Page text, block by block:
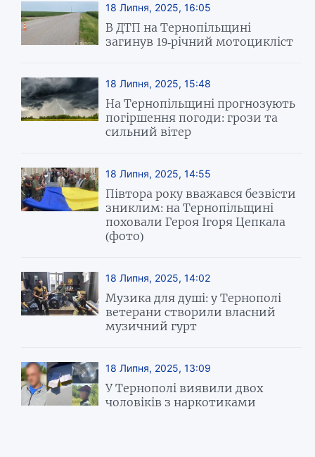
18 Липня, 2025, 16:05
В ДТП на Тернопільщині
загинув 19-річний мотоцикліст
18 Липня, 2025, 15:48
На Тернопільщині прогнозують
погіршення погоди: грози та
сильний вітер
18 Липня, 2025, 14:55
Півтора року вважався безвісти
зниклим: на Тернопільщині
поховали Героя Ігоря Цепкала
(фото)
18 Липня, 2025, 14:02
Музика для душі: у Тернополі
ветерани створили власний
музичний гурт
18 Липня, 2025, 13:09
У Тернополі виявили двох
чоловіків з наркотиками